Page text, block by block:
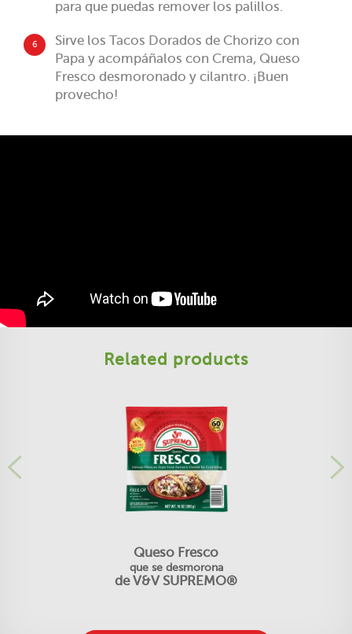
para que puedas remover los palillos.
6
Sirve los Tacos Dorados de Chorizo con
Papa y acompáñalos con Crema, Queso
Fresco desmoronado y cilantro. ¡Buen
provecho!
Related products
Queso Fresco
que se desmorona
de V&V SUPREMO®